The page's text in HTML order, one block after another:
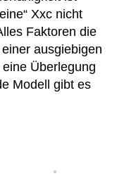
Xxc nicht
Faktoren die
ausgiebigen
Überlegung
Modell gibt es